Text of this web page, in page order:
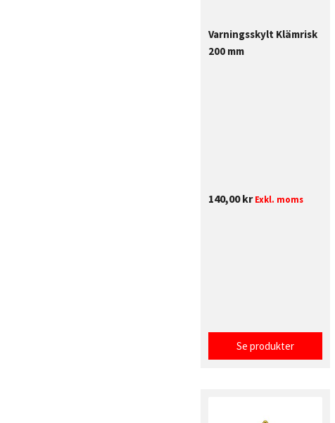
Varningsskylt Klämrisk
200 mm
140,00kr Exkl. moms
Se produkter